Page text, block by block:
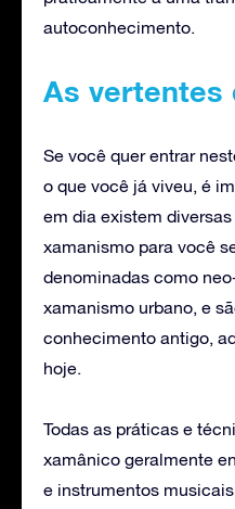
autoconhecimento.
As vertentes
Se você quer entrar
o que você já viveu, é
em dia existem
xamanismo para você
denominadas como
xamanismo urbano, e
conhecimento antigo,
hoje.
Todas as práticas e
xamânico geralmente
e instrumentos